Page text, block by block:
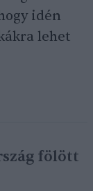
idén
lehet
fölött